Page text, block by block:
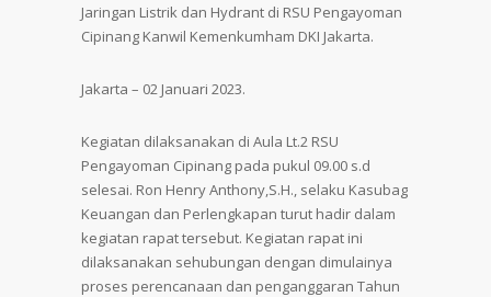
Jaringan Listrik dan Hydrant di RSU Pengayoman
Cipinang Kanwil Kemenkumham DKI Jakarta.
Jakarta – 02 Januari 2023.
Kegiatan dilaksanakan di Aula Lt.2 RSU
Pengayoman Cipinang pada pukul 09.00 s.d
selesai. Ron Henry Anthony,S.H., selaku Kasubag
Keuangan dan Perlengkapan turut hadir dalam
kegiatan rapat tersebut. Kegiatan rapat ini
dilaksanakan sehubungan dengan dimulainya
proses perencanaan dan penganggaran Tahun